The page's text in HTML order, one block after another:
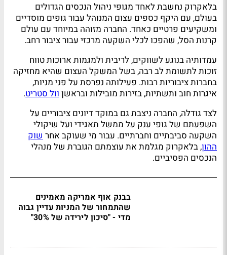
בלאקרוק נחשבת לאחד מגופי ניהול הנכסים הגדולים
בעולם, עם היקף כספים עצום המנוהל עבור גופים מוסדיים
ומשקיעים פרטיים כאחד. החברה מזוהה במיוחד עם עולם
קרנות הסל, שהפכו לכלי השקעה מרכזי עבור ציבור רחב.
עמדותיה בנוגע לשווקים, לריבית ולמגמות ארוכות טווח
זוכות לתשומת לב רבה, בשל המשקל העצום שהיא מחזיקה
בחברות ציבוריות רבות. פעילותה נפרסת על פני מניות,
איגרות חוב ותשתיות, בזירות מובילות ובראשןוול סטריט.
לצד גודלה, החברה ניצבת גם במוקד דיונים ציבוריים על
השפעתם של גופי ענק על ממשל תאגידי ועל שיקולי
השקעה סביבתיים וחברתיים. עבור מי שעוקב אחרשוק
ההון, בלאקרוק מגלמת את עוצמתם הגוברת של מנהלי
הנכסים הפסיביים.
בבנק אוף אמריקה מאמינים
שהתמחור של המניות עדיין גבוה
מדי - "סיכון לירידה של 30%"